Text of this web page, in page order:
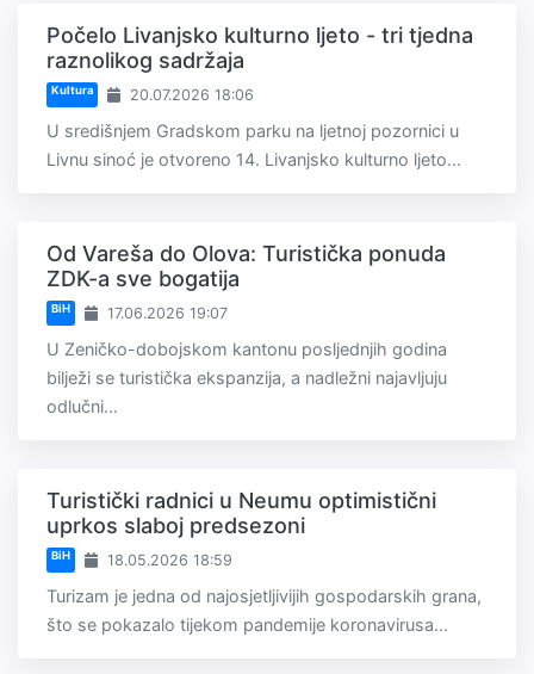
Počelo Livanjsko kulturno ljeto - tri tjedna
raznolikog sadržaja
Kultura 20.07.2026 18:06
U središnjem Gradskom parku na ljetnoj pozornici u
Livnu sinoć je otvoreno 14. Livanjsko kulturno ljeto...
Od Vareša do Olova: Turistička ponuda
ZDK-a sve bogatija
BiH 17.06.2026 19:07
U Zeničko-dobojskom kantonu posljednjih godina
bilježi se turistička ekspanzija, a nadležni najavljuju
odlučni...
Turistički radnici u Neumu optimistični
uprkos slaboj predsezoni
BiH 18.05.2026 18:59
Turizam je jedna od najosjetljivijih gospodarskih grana,
što se pokazalo tijekom pandemije koronavirusa...